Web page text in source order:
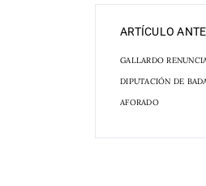
ARTÍCULO
GALLARDO
DIPUTACIÓN DE
AFORADO